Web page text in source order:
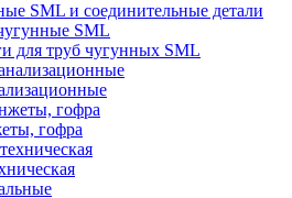
SML и соединительные детали
SML
для труб чугунных SML
гофра